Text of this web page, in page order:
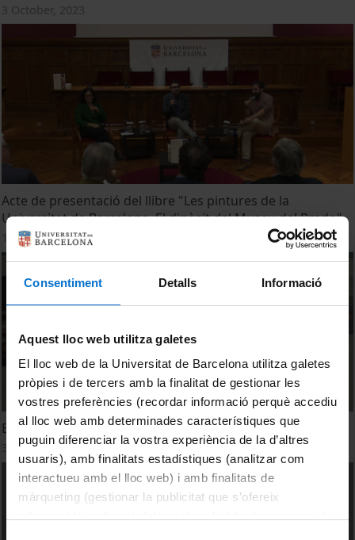
Consentiment Detalls Informació
Aquest lloc web utilitza galetes
El lloc web de la Universitat de Barcelona utilitza galetes
pròpies i de tercers amb la finalitat de gestionar les
vostres preferències (recordar informació perquè accediu
al lloc web amb determinades característiques que
puguin diferenciar la vostra experiència de la d’altres
usuaris), amb finalitats estadístiques (analitzar com
interactueu amb el lloc web) i amb finalitats de
màrqueting (gestionar la publicitat que s’ofereix
3 October, 2023
Acte de presentació del llibre "Les pintures de la
Universitat de Barcelona. El dipòsit del Museu del Prado"
14 November, 2022
El nou catàleg de pintures de la Universitat de Barcelona
3 November, 2022